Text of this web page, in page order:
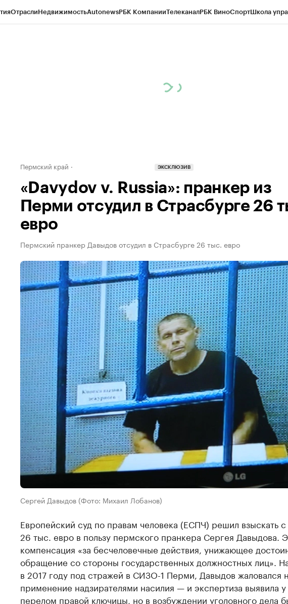
ОтраслиНедвижимостьAutonewsРБК КомпанииТелеканалРБК ВиноСпортШкола
Пермский край ЭКСКЛЮЗИВ
«Davydov v. Russia»: пранкер из
Перми отсудил в Страсбурге 26
евро
Пермский пранкер Давыдов отсудил в Страсбурге 26 тыс. евро
Сергей Давыдов (Фото: Михаил Лобанов)
Европейский суд по правам человека (ЕСПЧ) решил взыскать
26 тыс. евро в пользу пермского пранкера Сергея Давыдова.
компенсация «за бесчеловечные действия, унижающее
обращение со стороны государственных должностных лиц».
в 2017 году под стражей в СИЗО-1 Перми, Давыдов жаловался
применение надзирателями насилия — и экспертиза выявила у
перелом правой ключицы, но в возбуждении уголовного дела